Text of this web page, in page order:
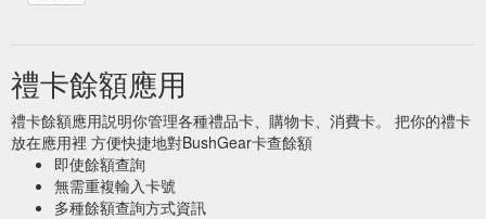
禮卡餘額應用
禮卡餘額應用説明你管理各種禮品卡、購物卡、消費卡。 把你的禮卡
放在應用裡 方便快捷地對BushGear卡查餘額
即使餘額查詢
無需重複輸入卡號
多種餘額查詢方式資訊